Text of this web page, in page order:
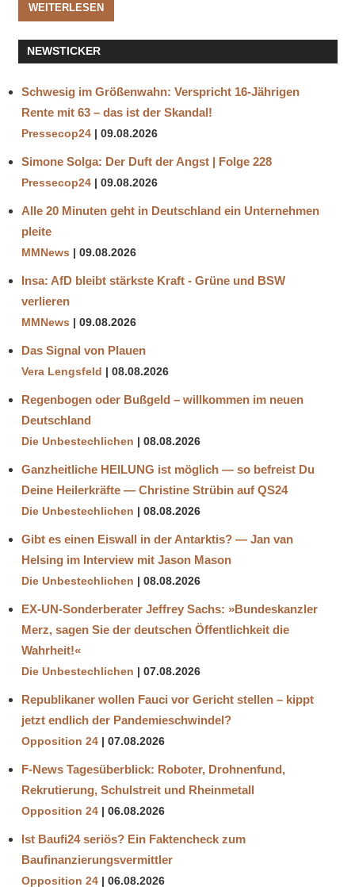
WEITERLESEN
NEWSTICKER
Schwesig im Größenwahn: Verspricht 16-Jährigen
Rente mit 63 – das ist der Skandal!
Pressecop24 09.08.2026
Simone Solga: Der Duft der Angst | Folge 228
Pressecop24 09.08.2026
Alle 20 Minuten geht in Deutschland ein Unternehmen
pleite
MMNews 09.08.2026
Insa: AfD bleibt stärkste Kraft - Grüne und BSW
verlieren
MMNews 09.08.2026
Das Signal von Plauen
Vera Lengsfeld 08.08.2026
Regenbogen oder Bußgeld – willkommen im neuen
Deutschland
Die Unbestechlichen 08.08.2026
Ganzheitliche HEILUNG ist möglich — so befreist Du
Deine Heilerkräfte — Christine Strübin auf QS24
Die Unbestechlichen 08.08.2026
Gibt es einen Eiswall in der Antarktis? — Jan van
Helsing im Interview mit Jason Mason
Die Unbestechlichen 08.08.2026
EX-UN-Sonderberater Jeffrey Sachs: »Bundeskanzler
Merz, sagen Sie der deutschen Öffentlichkeit die
Wahrheit!«
Die Unbestechlichen 07.08.2026
Republikaner wollen Fauci vor Gericht stellen – kippt
jetzt endlich der Pandemieschwindel?
Opposition 24 07.08.2026
F-News Tagesüberblick: Roboter, Drohnenfund,
Rekrutierung, Schulstreit und Rheinmetall
Opposition 24 06.08.2026
Ist Baufi24 seriös? Ein Faktencheck zum
Baufinanzierungsvermittler
Opposition 24 06.08.2026